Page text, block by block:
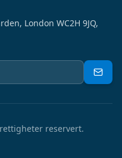
London WC2H 9JQ,
reservert.